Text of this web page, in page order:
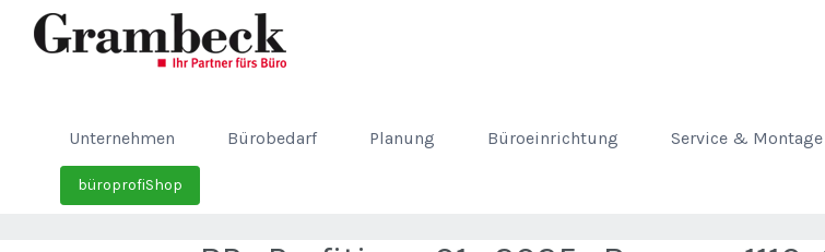
Unternehmen Bürobedarf Planung Büroeinrichtung Service & Montage
büroprofiShop